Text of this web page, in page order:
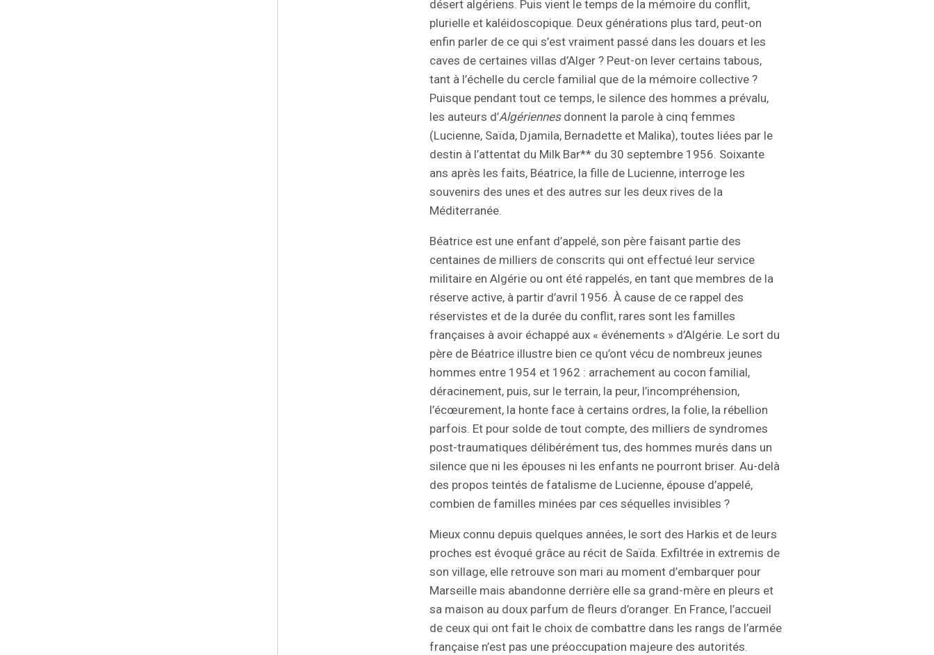
désert algériens. Puis vient le temps de la mémoire du conflit,
plurielle et kaléidoscopique. Deux générations plus tard, peut-on
enfin parler de ce qui s’est vraiment passé dans les douars et les
caves de certaines villas d’Alger ? Peut-on lever certains tabous,
tant à l’échelle du cercle familial que de la mémoire collective ?
Puisque pendant tout ce temps, le silence des hommes a prévalu,
les auteurs d’Algériennesdonnent la parole à cinq femmes
(Lucienne, Saïda, Djamila, Bernadette et Malika), toutes liées par le
destin à l’attentat du Milk Bar** du 30 septembre 1956. Soixante
ans après les faits, Béatrice, la fille de Lucienne, interroge les
souvenirs des unes et des autres sur les deux rives de la
Méditerranée.
Béatrice est une enfant d’appelé, son père faisant partie des
centaines de milliers de conscrits qui ont effectué leur service
militaire en Algérie ou ont été rappelés, en tant que membres de la
réserve active, à partir d’avril 1956. À cause de ce rappel des
réservistes et de la durée du conflit, rares sont les familles
françaises à avoir échappé aux « événements » d’Algérie. Le sort du
père de Béatrice illustre bien ce qu’ont vécu de nombreux jeunes
hommes entre 1954 et 1962 : arrachement au cocon familial,
déracinement, puis, sur le terrain, la peur, l’incompréhension,
l’écœurement, la honte face à certains ordres, la folie, la rébellion
parfois. Et pour solde de tout compte, des milliers de syndromes
post-traumatiques délibérément tus, des hommes murés dans un
silence que ni les épouses ni les enfants ne pourront briser. Au-delà
des propos teintés de fatalisme de Lucienne, épouse d’appelé,
combien de familles minées par ces séquelles invisibles ?
Mieux connu depuis quelques années, le sort des Harkis et de leurs
proches est évoqué grâce au récit de Saïda. Exfiltrée in extremis de
son village, elle retrouve son mari au moment d’embarquer pour
Marseille mais abandonne derrière elle sa grand-mère en pleurs et
sa maison au doux parfum de fleurs d’oranger. En France, l’accueil
de ceux qui ont fait le choix de combattre dans les rangs de l’armée
française n’est pas une préoccupation majeure des autorités.